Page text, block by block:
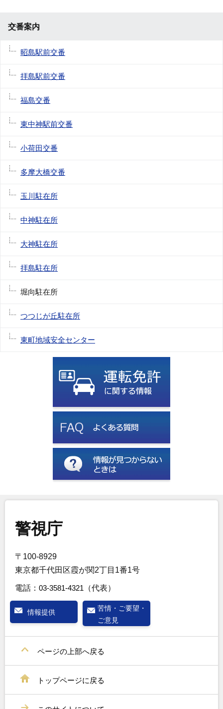
交番案内
昭島駅前交番
拝島駅前交番
福島交番
東中神駅前交番
小荷田交番
多摩大橋交番
玉川駐在所
中神駐在所
大神駐在所
拝島駐在所
堀向駐在所
つつじが丘駐在所
東町地域安全センター
警視庁
〒100-8929
東京都千代田区霞が関2丁目1番1号
電話： 03-3581-4321 （代表）
情報提供
苦情・ご要望・
ご意見
ページの上部へ戻る
トップページに戻る